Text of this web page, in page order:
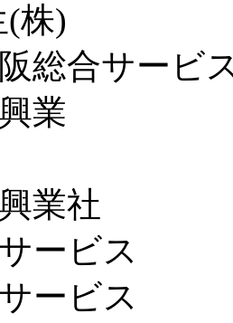
(株)
総合サービ
業
業社
ービス
ービス